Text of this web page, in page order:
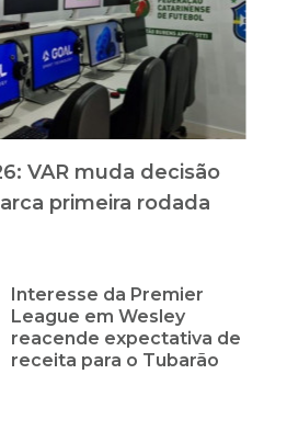
VAR muda decisão
primeira rodada
Interesse da Premier
League em Wesley
reacende expectativa de
receita para o Tubarão